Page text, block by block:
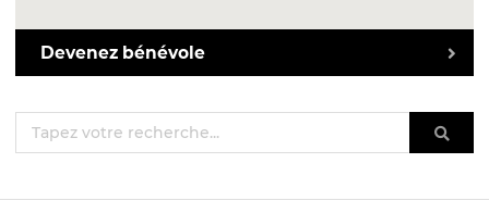
Devenez bénévole